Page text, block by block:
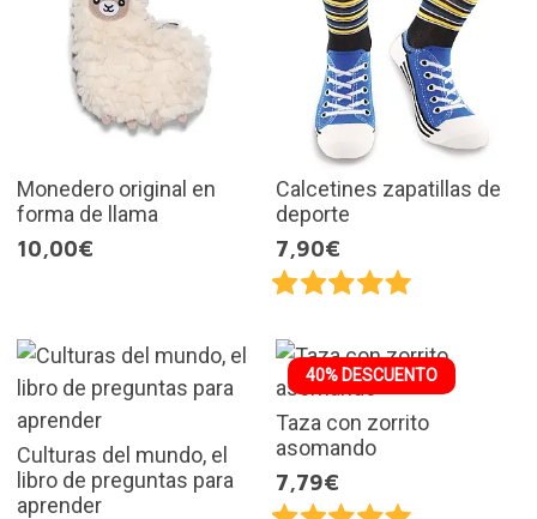
Monedero original en
forma de llama
10,00€
Calcetines zapatillas de
deporte
7,90€
Culturas del mundo, el
libro de preguntas para
aprender
40% DESCUENTO
Taza con zorrito
asomando
7,79€